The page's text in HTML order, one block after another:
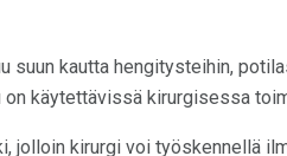
suun kautta hengitysteihin,
on käytettävissä kirurgisessa
jolloin kirurgi voi työskennellä